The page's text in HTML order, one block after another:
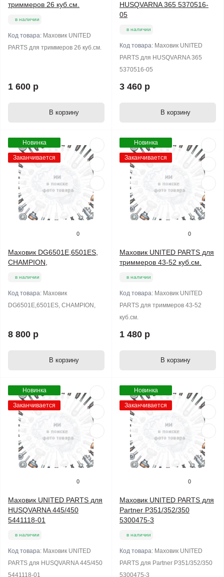
триммеров 26 куб.см.
в наличии
Код товара: Маховик UNITED
PARTS для триммеров 26 куб.см.
1 600 р
В корзину
HUSQVARNA 365 5370516-
05
в наличии
Код товара: Маховик UNITED
PARTS для HUSQVARNA 365
5370516-05
3 460 р
В корзину
Новинка
Заканчивается
0
Маховик DG6501E,6501ES,
CHAMPION,
в наличии
Код товара: Маховик
DG6501E,6501ES, CHAMPION,
8 800 р
В корзину
Новинка
Заканчивается
0
Маховик UNITED PARTS для
триммеров 43-52 куб.см.
в наличии
Код товара: Маховик UNITED
PARTS для триммеров 43-52
куб.см.
1 480 р
В корзину
Новинка
Заканчивается
0
Маховик UNITED PARTS для
HUSQVARNA 445/450
5441118-01
в наличии
Код товара: Маховик UNITED
PARTS для HUSQVARNA 445/450
5441118-01
Новинка
Заканчивается
0
Маховик UNITED PARTS для
Partner P351/352/350
5300475-3
в наличии
Код товара: Маховик UNITED
PARTS для Partner P351/352/350
5300475-3